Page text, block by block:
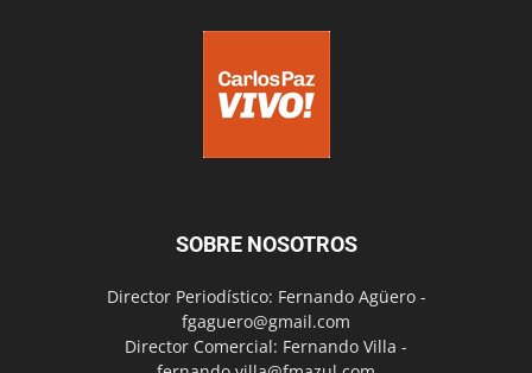
SOBRE NOSOTROS
Director Periodístico: Fernando Agüero -
fgaguero@gmail.com
Director Comercial: Fernando Villa -